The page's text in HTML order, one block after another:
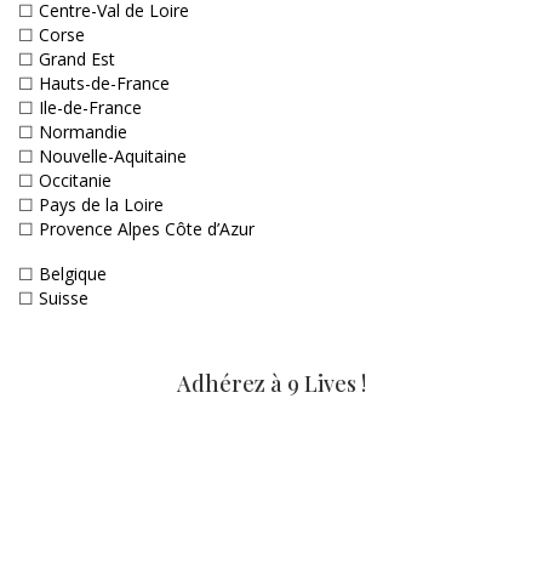
☐ Centre-Val de Loire
☐ Corse
☐ Grand Est
☐ Hauts-de-France
☐ Ile-de-France
☐ Normandie
☐ Nouvelle-Aquitaine
☐ Occitanie
☐ Pays de la Loire
☐ Provence Alpes Côte d’Azur
☐ Belgique
☐ Suisse
Adhérez à 9 Lives !